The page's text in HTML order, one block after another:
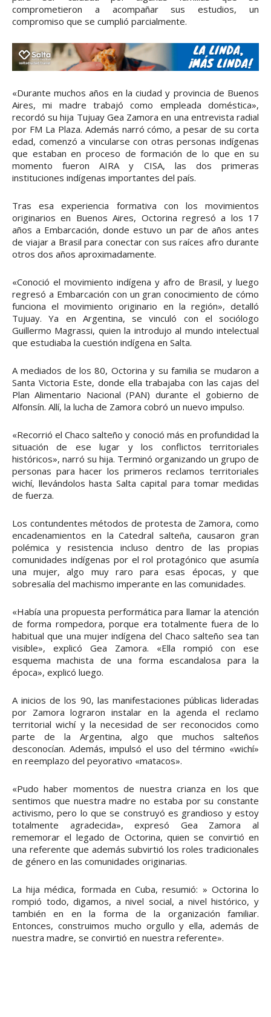
comprometieron a acompañar sus estudios, un
compromiso que se cumplió parcialmente.
«Durante muchos años en la ciudad y provincia de Buenos
Aires, mi madre trabajó como empleada doméstica»,
recordó su hija Tujuay Gea Zamora en una entrevista radial
por FM La Plaza. Además narró cómo, a pesar de su corta
edad, comenzó a vincularse con otras personas indígenas
que estaban en proceso de formación de lo que en su
momento fueron AIRA y CISA, las dos primeras
instituciones indígenas importantes del país.
Tras esa experiencia formativa con los movimientos
originarios en Buenos Aires, Octorina regresó a los 17
años a Embarcación, donde estuvo un par de años antes
de viajar a Brasil para conectar con sus raíces afro durante
otros dos años aproximadamente.
«Conoció el movimiento indígena y afro de Brasil, y luego
regresó a Embarcación con un gran conocimiento de cómo
funciona el movimiento originario en la región», detalló
Tujuay. Ya en Argentina, se vinculó con el sociólogo
Guillermo Magrassi, quien la introdujo al mundo intelectual
que estudiaba la cuestión indígena en Salta.
A mediados de los 80, Octorina y su familia se mudaron a
Santa Victoria Este, donde ella trabajaba con las cajas del
Plan Alimentario Nacional (PAN) durante el gobierno de
Alfonsín. Allí, la lucha de Zamora cobró un nuevo impulso.
«Recorrió el Chaco salteño y conoció más en profundidad la
situación de ese lugar y los conflictos territoriales
históricos», narró su hija. Terminó organizando un grupo de
personas para hacer los primeros reclamos territoriales
wichí, llevándolos hasta Salta capital para tomar medidas
de fuerza.
Los contundentes métodos de protesta de Zamora, como
encadenamientos en la Catedral salteña, causaron gran
polémica y resistencia incluso dentro de las propias
comunidades indígenas por el rol protagónico que asumía
una mujer, algo muy raro para esas épocas, y que
sobresalía del machismo imperante en las comunidades.
«Había una propuesta performática para llamar la atención
de forma rompedora, porque era totalmente fuera de lo
habitual que una mujer indígena del Chaco salteño sea tan
visible», explicó Gea Zamora. «Ella rompió con ese
esquema machista de una forma escandalosa para la
época», explicó luego.
A inicios de los 90, las manifestaciones públicas lideradas
por Zamora lograron instalar en la agenda el reclamo
territorial wichí y la necesidad de ser reconocidos como
parte de la Argentina, algo que muchos salteños
desconocían. Además, impulsó el uso del término «wichí»
en reemplazo del peyorativo «matacos».
«Pudo haber momentos de nuestra crianza en los que
sentimos que nuestra madre no estaba por su constante
activismo, pero lo que se construyó es grandioso y estoy
totalmente agradecida», expresó Gea Zamora al
rememorar el legado de Octorina, quien se convirtió en
una referente que además subvirtió los roles tradicionales
de género en las comunidades originarias.
La hija médica, formada en Cuba, resumió: » Octorina lo
rompió todo, digamos, a nivel social, a nivel histórico, y
también en en la forma de la organización familiar.
Entonces, construimos mucho orgullo y ella, además de
nuestra madre, se convirtió en nuestra referente».